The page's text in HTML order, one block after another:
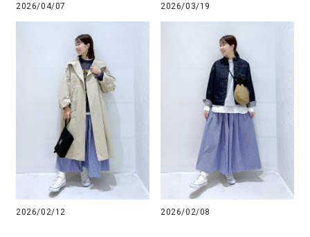
2026/04/07 2026/03/19
2026/02/12 2026/02/08